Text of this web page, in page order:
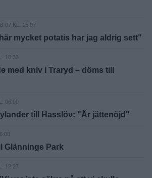
07 KL. 15:07
mycket potatis har jag aldrig sett"
10:33
med kniv i Traryd – döms till
06:00
till Hasslöv: "Är jättenöjd"
Glänninge Park
12:27